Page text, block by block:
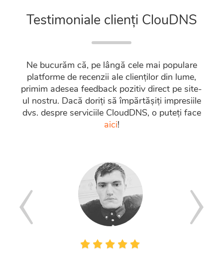
Testimoniale clienți ClouDNS
Ne bucurăm că, pe lângă cele mai populare
platforme de recenzii ale clienților din lume,
primim adesea feedback pozitiv direct pe site-
ul nostru. Dacă doriți să împărtășiți impresiile
dvs. despre serviciile CloudDNS, o puteți face
aici!